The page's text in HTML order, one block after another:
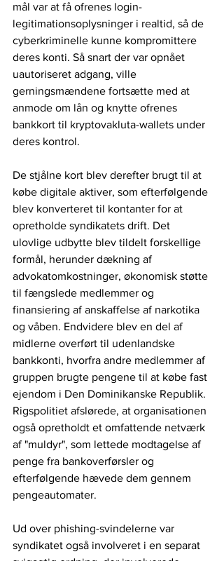
mål var at få ofrenes login-
legitimationsoplysninger i realtid, så de
cyberkriminelle kunne kompromittere
deres konti. Så snart der var opnået
uautoriseret adgang, ville
gerningsmændene fortsætte med at
anmode om lån og knytte ofrenes
bankkort til kryptovakluta-wallets under
deres kontrol.
De stjålne kort blev derefter brugt til at
købe digitale aktiver, som efterfølgende
blev konverteret til kontanter for at
opretholde syndikatets drift. Det
ulovlige udbytte blev tildelt forskellige
formål, herunder dækning af
advokatomkostninger, økonomisk støtte
til fængslede medlemmer og
finansiering af anskaffelse af narkotika
og våben. Endvidere blev en del af
midlerne overført til udenlandske
bankkonti, hvorfra andre medlemmer af
gruppen brugte pengene til at købe fast
ejendom i Den Dominikanske Republik.
Rigspolitiet afslørede, at organisationen
også opretholdt et omfattende netværk
af "muldyr", som lettede modtagelse af
penge fra bankoverførsler og
efterfølgende hævede dem gennem
pengeautomater.
Ud over phishing-svindelerne var
syndikatet også involveret i en separat